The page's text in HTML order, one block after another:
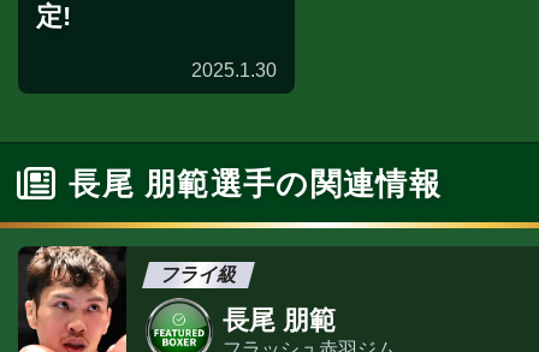
定!
2025.1.30
長尾 朋範選手の関連情報
フライ級
長尾 朋範